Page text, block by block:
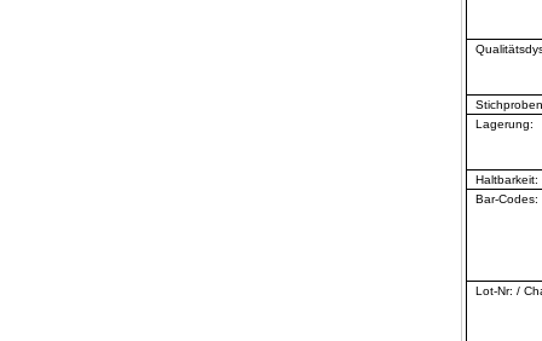
Lagerung:
Haltbarkeit:
Bar-Codes:
Lot-Nr: /